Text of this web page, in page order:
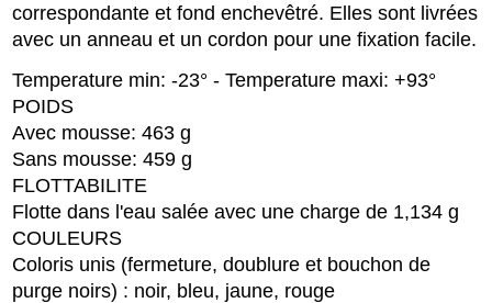
correspondante et fond enchevêtré. Elles sont livrées
avec un anneau et un cordon pour une fixation facile.
Temperature min: -23° - Temperature maxi: +93°
POIDS
Avec mousse: 463 g
Sans mousse: 459 g
FLOTTABILITE
Flotte dans l'eau salée avec une charge de 1,134 g
COULEURS
Coloris unis (fermeture, doublure et bouchon de
purge noirs) : noir, bleu, jaune, rouge